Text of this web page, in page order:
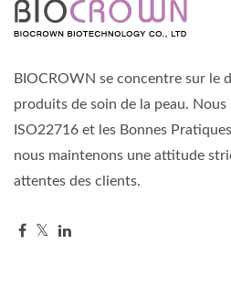
BIOCROWN se concentre sur le
produits de soin de la peau. Nous
ISO22716 et les Bonnes
nous maintenons une attitude
attentes des clients.